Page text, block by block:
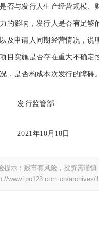
否与发行人生产经营规模、
的影响，发行人是否有足够
及申请人同期经营情况，说
目实施是否存在重大不确定
，是否构成本次发行的障碍
发行监管部
2021年10月18日
提示：股市有风险，投资需谨
www.ipo123.com.cn/archives/